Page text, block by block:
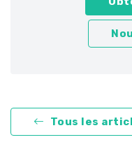
Tous les